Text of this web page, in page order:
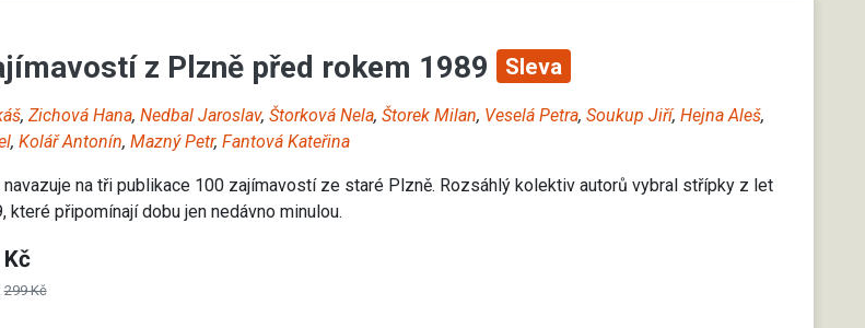
z Plzně před rokem 1989 Sleva
, Zichová Hana, Nedbal Jaroslav, Štorková Nela, Štorek Milan, Veselá Petra, Soukup Jiří, Hejna Aleš,
, Kolář Antonín, Mazný Petr, Fantová Kateřina
navazuje na tři publikace 100 zajímavostí ze staré Plzně. Rozsáhlý kolektiv autorů vybral střípky z let
které připomínají dobu jen nedávno minulou.
299 Kč